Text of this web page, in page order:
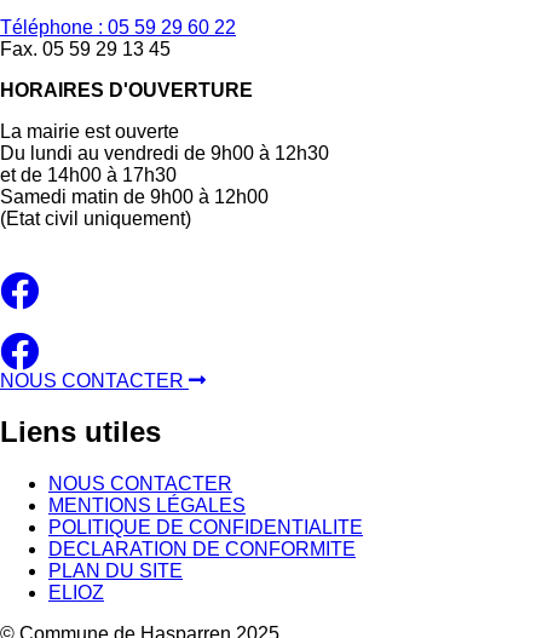
Téléphone : 05 59 29 60 22
Fax. 05 59 29 13 45
HORAIRES D'OUVERTURE
La mairie est ouverte
Du lundi au vendredi de 9h00 à 12h30
et de 14h00 à 17h30
Samedi matin de 9h00 à 12h00
(Etat civil uniquement)
NOUS CONTACTER
Liens utiles
NOUS CONTACTER
MENTIONS LÉGALES
POLITIQUE DE CONFIDENTIALITE
DECLARATION DE CONFORMITE
PLAN DU SITE
ELIOZ